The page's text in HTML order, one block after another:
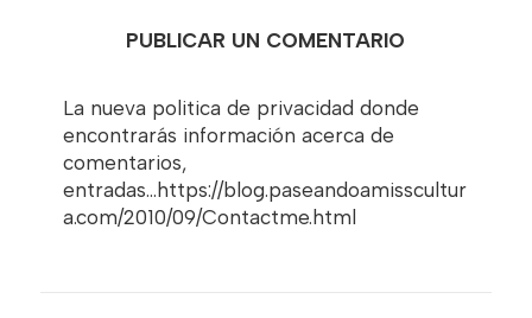
PUBLICAR UN COMENTARIO
La nueva politica de privacidad donde
encontrarás información acerca de
comentarios,
entradas...https://blog.paseandoamisscultur
a.com/2010/09/Contactme.html